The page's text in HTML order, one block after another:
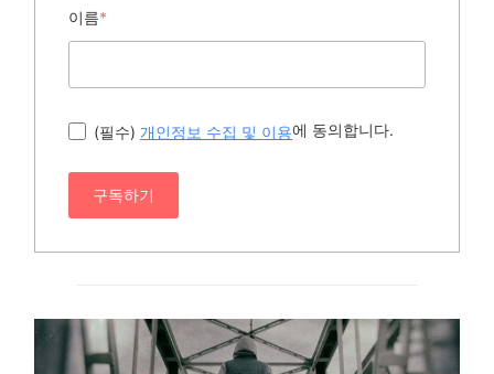
이름*
(필수) 개인정보 수집 및 이용에 동의합니다.
구독하기